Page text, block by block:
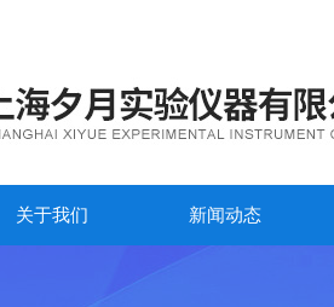
关于我们 新闻动态